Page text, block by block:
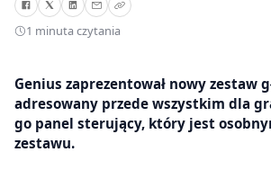
1 minuta czytania
Genius zaprezentował nowy zestaw
adresowany przede wszystkim dla
go panel sterujący, który jest
zestawu.